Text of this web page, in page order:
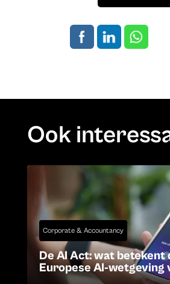
Ook
Corporate & Accountancy
De AI Act: wat betekent
Europese AI-wetgeving